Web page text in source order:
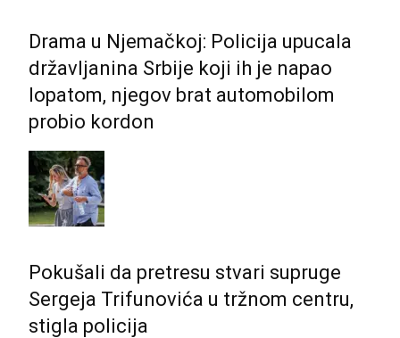
Drama u Njemačkoj: Policija upucala
državljanina Srbije koji ih je napao
lopatom, njegov brat automobilom
probio kordon
Pokušali da pretresu stvari supruge
Sergeja Trifunovića u tržnom centru,
stigla policija